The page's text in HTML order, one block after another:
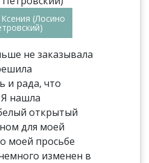
(Лосино
не заказывала
и рада, что
Я нашла
открытый
для моей
моей просьбе
изменен в